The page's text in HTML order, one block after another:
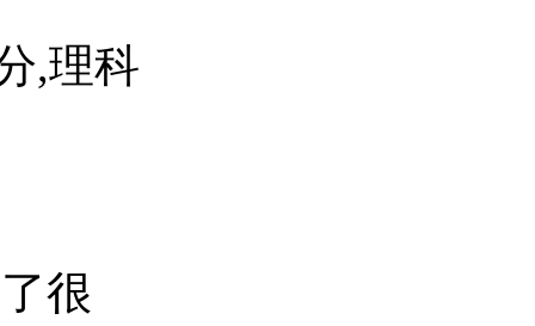
,理科
很